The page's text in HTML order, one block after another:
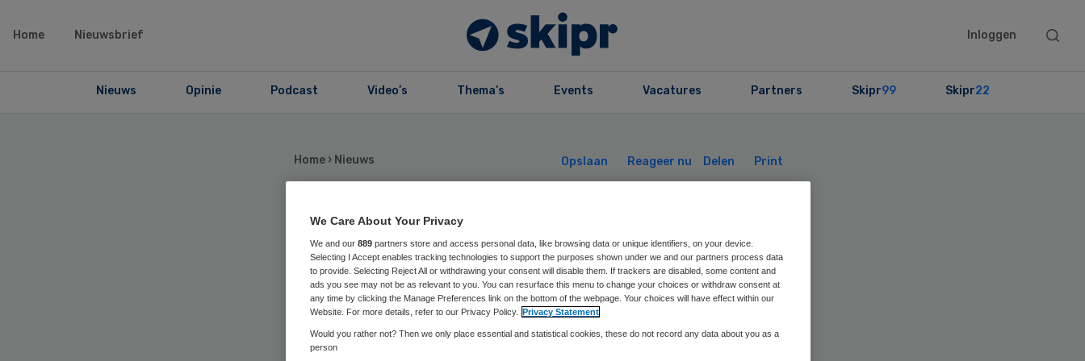
Home Nieuwsbrief Inloggen
Search
Nieuws Opinie Podcast Video’s Thema’s Events Vacatures Partners Skipr99 Skipr22
Home › Nieuws Opslaan Reageer nu Delen Print
Werkstraf voor pgb-
fraude
We Care About Your Privacy
We and our 889 partners store and access personal data, like browsing data or unique identifiers, on your device.
Selecting I Accept enables tracking technologies to support the purposes shown under we and our partners process data
to provide. Selecting Reject All or withdrawing your consent will disable them. If trackers are disabled, some content and
ads you see may not be as relevant to you. You can resurface this menu to change your choices or withdraw consent at
any time by clicking the Manage Preferences link on the bottom of the webpage. Your choices will have effect within our
Website. For more details, refer to our Privacy Policy. Privacy Statement
Would you rather not? Then we only place essential and statistical cookies, these do not record any data about you as a
person